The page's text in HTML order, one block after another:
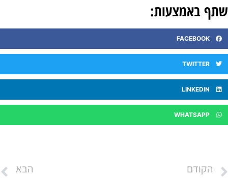
באמצעות:
FACEBOOK
TWITTER
LINKEDIN
WHATSAPP
הקודם הבא